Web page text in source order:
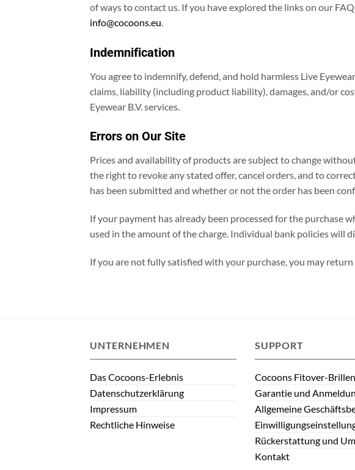
of ways to contact us. If you have explored the links on our
info@cocoons.eu
Indemnification
You agree to indemnify, defend, and hold harmless Live
claims, liability (including product liability), damages, and/or
Eyewear B.V. services.
Errors on Our Site
Prices and availability of products are subject to change
the right to revoke any stated offer, cancel orders, and to
has been submitted and whether or not the order has been
If your payment has already been processed for the purchase
used in the amount of the charge. Individual bank policies will
If you are not fully satisfied with your purchase, you may
UNTERNEHMEN
Das Cocoons-Erlebnis
Datenschutzerklärung
Impressum
Rechtliche Hinweise
SUPPORT
Cocoons Fitover-
Garantie und
Allgemeine
Rückerstattung und
Kontakt